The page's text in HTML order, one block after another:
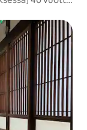
päivässä)